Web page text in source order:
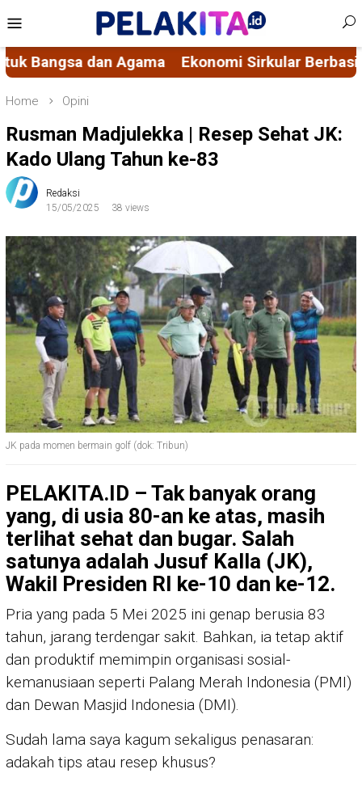
to
content
Menu
Berbasis Nilai Spiritual, Mengubah Masalah
Home Opini
Rusman Madjulekka | Resep Sehat JK:
Kado Ulang Tahun ke-83
Redaksi
15/05/2025
38 views
JK pada momen bermain golf (dok: Tribun)
PELAKITA.ID – Tak banyak orang
yang, di usia 80-an ke atas, masih
terlihat sehat dan bugar. Salah
satunya adalah Jusuf Kalla (JK),
Wakil Presiden RI ke-10 dan ke-12.
Pria yang pada 5 Mei 2025 ini genap berusia 83
tahun, jarang terdengar sakit. Bahkan, ia tetap aktif
dan produktif memimpin organisasi sosial-
kemanusiaan seperti Palang Merah Indonesia (PMI)
dan Dewan Masjid Indonesia (DMI).
Sudah lama saya kagum sekaligus penasaran:
adakah tips atau resep khusus?